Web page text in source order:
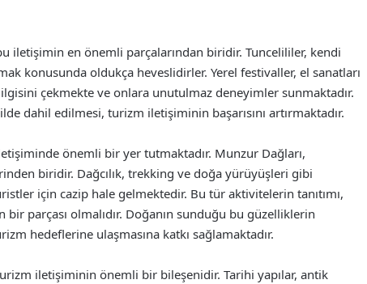
iletişimin en önemli parçalarından biridir. Tuncelililer, kendi
konusunda oldukça heveslidirler. Yerel festivaller, el sanatları
çekmekte ve onlara unutulmaz deneyimler sunmaktadır.
dahil edilmesi, turizm iletişiminin başarısını artırmaktadır.
önemli bir yer tutmaktadır. Munzur Dağları,
biridir. Dağcılık, trekking ve doğa yürüyüşleri gibi
için cazip hale gelmektedir. Bu tür aktivitelerin tanıtımı,
parçası olmalıdır. Doğanın sunduğu bu güzelliklerin
hedeflerine ulaşmasına katkı sağlamaktadır.
iletişiminin önemli bir bileşenidir. Tarihi yapılar, antik